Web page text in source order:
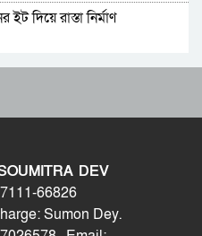
পেলে ‘দেশে ফিরতে প্রস্তুত’ সাকিব,
স্ত্রীসহ হাসপাতালে ভর্তি
ইট দিয়ে রাস্তা নির্মাণ
ফখরুলের নাম চূড়ান্ত
কোটি ৮৬ লাখ, তিন মাসে
DEV
66826
Sumon Dey.